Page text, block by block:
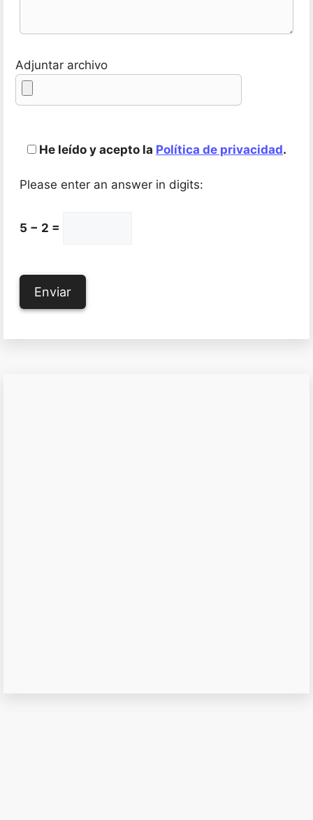
Adjuntar archivo
He leído y acepto la Política de privacidad.
Please enter an answer in digits:
5 − 2 =